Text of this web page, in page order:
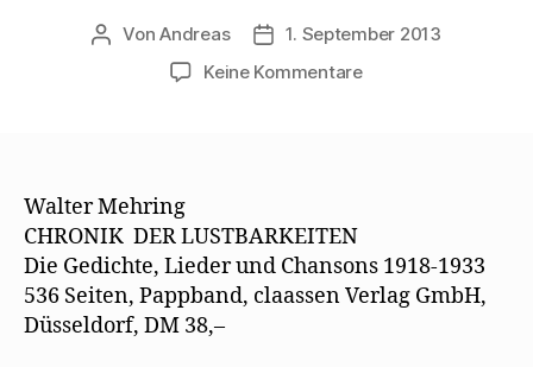
Beitragsautor
VonAndreas Beitragsdatum
1. September 2013
Keine Kommentarezu
Lustbarkeiten
/
Staatenlos
Walter Mehring
CHRONIK DER LUSTBARKEITEN
Die Gedichte, Lieder und Chansons 1918-1933
536 Seiten, Pappband, claassen Verlag GmbH,
Düsseldorf, DM 38,–